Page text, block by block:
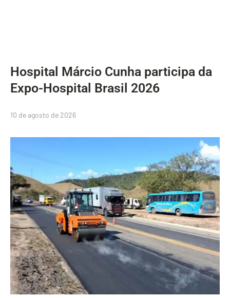
Hospital Márcio Cunha participa da
Expo-Hospital Brasil 2026
10 de agosto de 2026